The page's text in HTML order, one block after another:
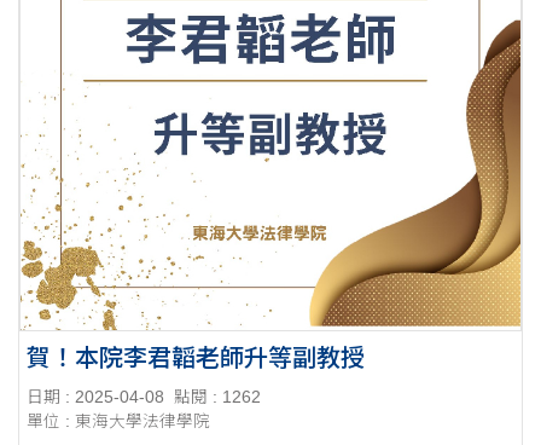
賀！本院李君韜老師升等副教授
日期 : 2025-04-08
點閱 : 1262
單位 : 東海大學法律學院